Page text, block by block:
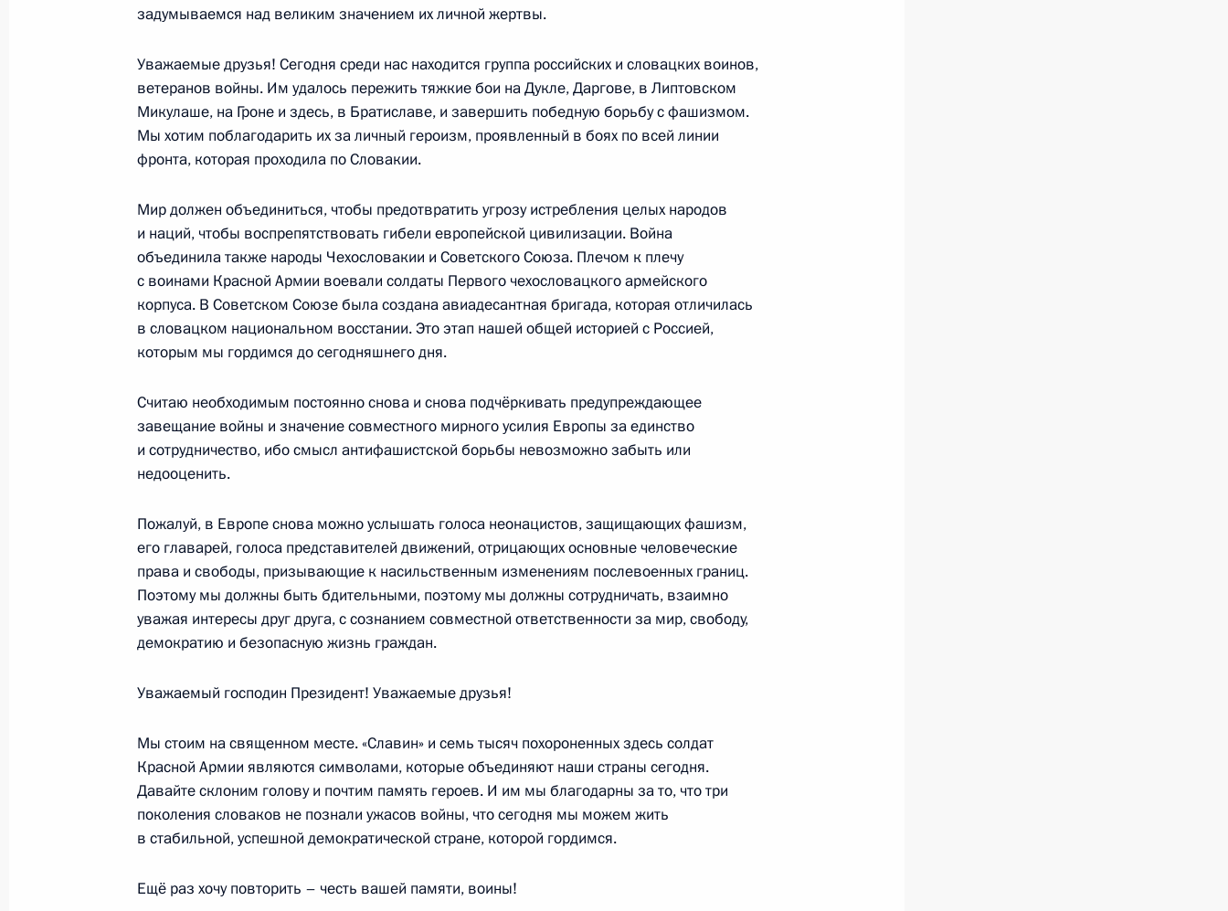
2 апреля 2010 года, пятница
в Государственной Думе
2 апреля 2010 года, 16:30 Москва, Кремль
паралимпийцам – чемпионам и призёрам игр в Ванкувере
2 апреля 2010 года, 13:15 Москва, Кремль
1 апреля 2010 года, четверг
Встреча с Президентом Дагестана Магомедсаламом
Магомедовым
1 апреля 2010 года, 16:00 Махачкала
Кавказского федерального округа, территориальных
подразделений Федеральной службы безопасности и органов
внутренних дел
1 апреля 2010 года, 15:00 Махачкала
31 марта 2010 года, среда
Рабочая встреча с губернатором Белгородской области
Евгением Савченко
31 марта 2010 года, 17:30 Московская область, Горки
обсудил с постоянными членами Совбеза
задумываемся над великим значением их личной жертвы.
Уважаемые друзья! Сегодня среди нас находится группа российских и словацких воинов,
ветеранов войны. Им удалось пережить тяжкие бои на Дукле, Даргове, в Липтовском
Микулаше, на Гроне и здесь, в Братиславе, и завершить победную борьбу с фашизмом.
Мы хотим поблагодарить их за личный героизм, проявленный в боях по всей линии
фронта, которая проходила по Словакии.
Мир должен объединиться, чтобы предотвратить угрозу истребления целых народов
и наций, чтобы воспрепятствовать гибели европейской цивилизации. Война
объединила также народы Чехословакии и Советского Союза. Плечом к плечу
с воинами Красной Армии воевали солдаты Первого чехословацкого армейского
корпуса. В Советском Союзе была создана авиадесантная бригада, которая отличилась
в словацком национальном восстании. Это этап нашей общей историей с Россией,
которым мы гордимся до сегодняшнего дня.
Считаю необходимым постоянно снова и снова подчёркивать предупреждающее
завещание войны и значение совместного мирного усилия Европы за единство
и сотрудничество, ибо смысл антифашистской борьбы невозможно забыть или
недооценить.
Пожалуй, в Европе снова можно услышать голоса неонацистов, защищающих фашизм,
его главарей, голоса представителей движений, отрицающих основные человеческие
права и свободы, призывающие к насильственным изменениям послевоенных границ.
Поэтому мы должны быть бдительными, поэтому мы должны сотрудничать, взаимно
уважая интересы друг друга, с сознанием совместной ответственности за мир, свободу,
демократию и безопасную жизнь граждан.
Уважаемый господин Президент! Уважаемые друзья!
Мы стоим на священном месте. «Славин» и семь тысяч похороненных здесь солдат
Красной Армии являются символами, которые объединяют наши страны сегодня.
Давайте склоним голову и почтим память героев. И им мы благодарны за то, что три
поколения словаков не познали ужасов войны, что сегодня мы можем жить
в стабильной, успешной демократической стране, которой гордимся.
Ещё раз хочу повторить – честь вашей памяти, воины!